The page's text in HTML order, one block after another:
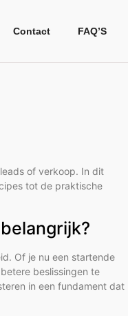
Contact FAQ’S
of verkoop. In dit
tot de praktische
Of je nu een startende
beslissingen te
in een fundament dat